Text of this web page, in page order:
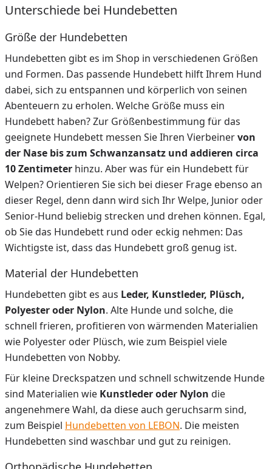
Unterschiede bei Hundebetten
Größe der Hundebetten
Hundebetten gibt es im Shop in verschiedenen Größen
und Formen. Das passende Hundebett hilft Ihrem Hund
dabei, sich zu entspannen und körperlich von seinen
Abenteuern zu erholen. Welche Größe muss ein
Hundebett haben? Zur Größenbestimmung für das
geeignete Hundebett messen Sie Ihren Vierbeinervon
der Nase bis zum Schwanzansatz und addieren circa
10 Zentimeter hinzu. Aber was für ein Hundebett für
Welpen? Orientieren Sie sich bei dieser Frage ebenso an
dieser Regel, denn dann wird sich Ihr Welpe, Junior oder
Senior-Hund beliebig strecken und drehen können. Egal,
ob Sie das Hundebett rund oder eckig nehmen: Das
Wichtigste ist, dass das Hundebett groß genug ist.
Material der Hundebetten
Hundebetten gibt es aus Leder, Kunstleder, Plüsch,
Polyester oder Nylon. Alte Hunde und solche, die
schnell frieren, profitieren von wärmenden Materialien
wie Polyester oder Plüsch, wie zum Beispiel viele
Hundebetten von Nobby.
Für kleine Dreckspatzen und schnell schwitzende Hunde
sind Materialien wie Kunstleder oder Nylon die
angenehmere Wahl, da diese auch geruchsarm sind,
zum Beispiel Hundebetten von LEBON. Die meisten
Hundebetten sind waschbar und gut zu reinigen.